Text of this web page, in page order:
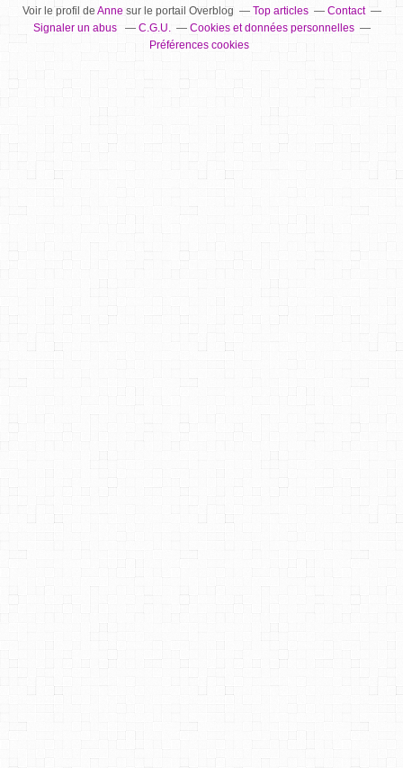
Voir le profil de Annesur le portail Overblog Top articles
Contact
Signaler un abus
C.G.U.
Cookies et données personnelles
Préférences cookies